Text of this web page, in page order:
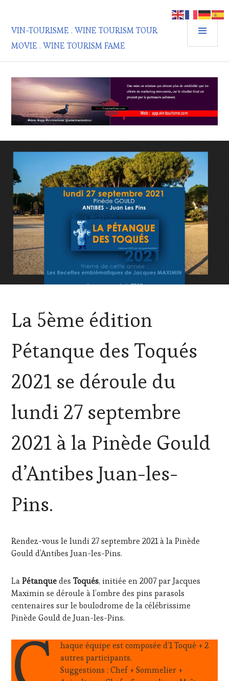
contenu
principal
VIN-TOURISME . WINE TOURISM TOUR
MOVIE . WINE TOURISM FAME
CLUB
:
TASTING
VOUCHER,
VITICOLE,
ADHÉRENT,
TOURISME,
EDITION
CLÉS
DU
ET
DE
HAUTE
GASTRONOMIE
&
DÉGUSTATIONS,
MÉDIAS,
PRESSE
ÉCRITE,
RADIO,
OENOTOURISME,
PARTENAIRES
VIN
TOURISME
La 5ème édition
Pétanque des Toqués
2021 se déroule du
lundi 27 septembre
2021 à la Pinède Gould
d’Antibes Juan-les-
Pins.
Rendez-vous le lundi 27 septembre 2021 à la Pinède
Gould d’Antibes Juan-les-Pins.
LaPétanquedesToqués, initiée en 2007 par Jacques
Maximin se déroule à l’ombre des pins parasols
centenaires sur le boulodrome de la célébrissime
Pinède Gould de Juan-les-Pins.
haque équipe est composée d’1 Toqué + 2
autres participants.
Suggestions : Chef + Sommelier +